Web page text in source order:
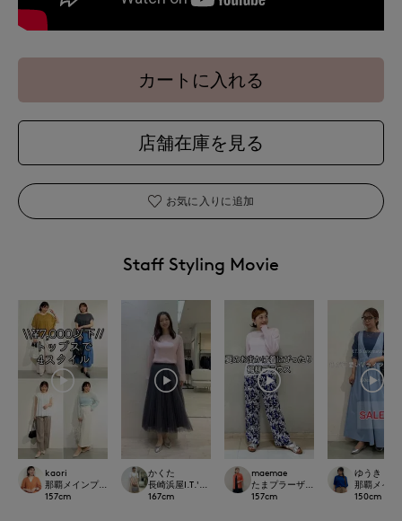
カートに入れる
店舗在庫を見る
お気に入りに追加
Staff Styling Movie
kaori
那覇メインプレイスI.T.'S.international
157cm
かくた
長崎浜屋I.T.'S. international/7-IDconcept.
167cm
maemae
たまプラーザ東急I.T.'S.international
157cm
ゆうき
那覇メイ
150cm